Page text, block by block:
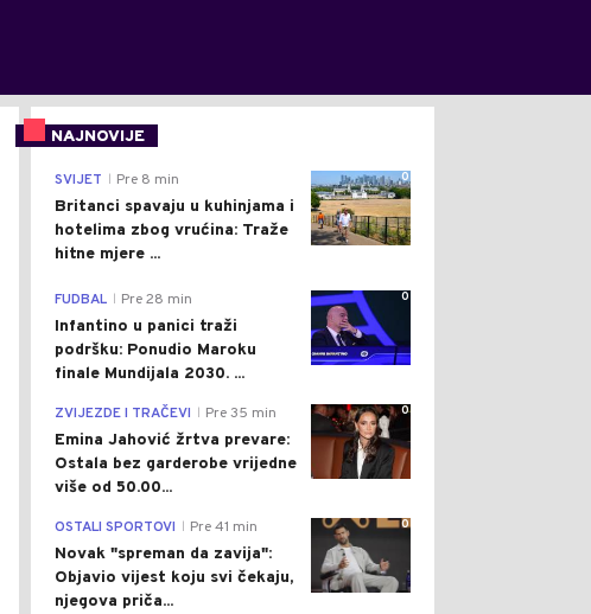
NAJNOVIJE
0
SVIJET Pre 8 min
Britanci spavaju u kuhinjama i
hotelima zbog vrućina: Traže
hitne mjere ...
0
FUDBAL Pre 28 min
Infantino u panici traži
podršku: Ponudio Maroku
finale Mundijala 2030. ...
0
ZVIJEZDE I TRAČEVI Pre 35 min
Emina Jahović žrtva prevare:
Ostala bez garderobe vrijedne
više od 50.00...
0
OSTALI SPORTOVI Pre 41 min
Novak "spreman da zavija":
Objavio vijest koju svi čekaju,
njegova priča...